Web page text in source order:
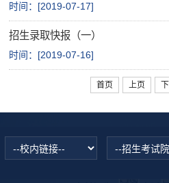
时间：[2019-07-17]
招生录取快报（一）
时间：[2019-07-16]
首页 上页